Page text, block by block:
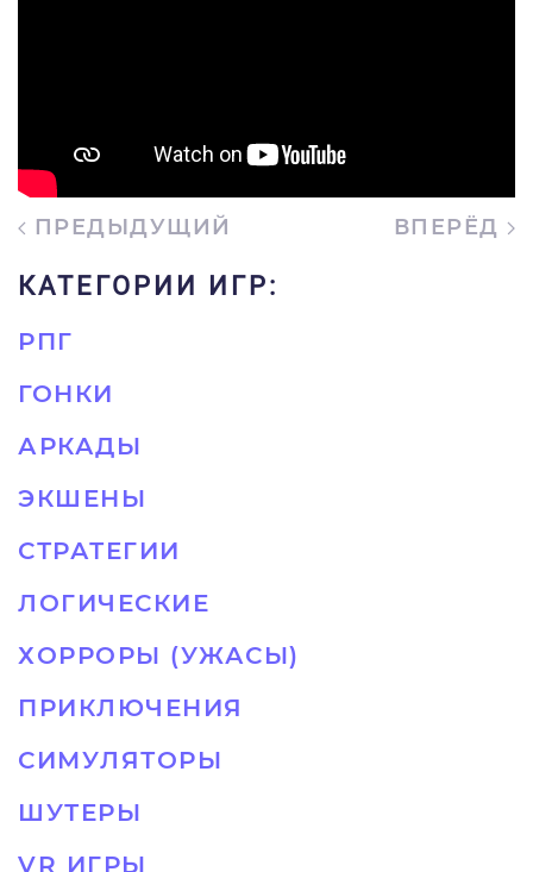
ПРЕДЫДУЩИЙ ВПЕРЁД
КАТЕГОРИИ ИГР:
РПГ
ГОНКИ
АРКАДЫ
ЭКШЕНЫ
СТРАТЕГИИ
ЛОГИЧЕСКИЕ
ХОРРОРЫ (УЖАСЫ)
ПРИКЛЮЧЕНИЯ
СИМУЛЯТОРЫ
ШУТЕРЫ
VR ИГРЫ